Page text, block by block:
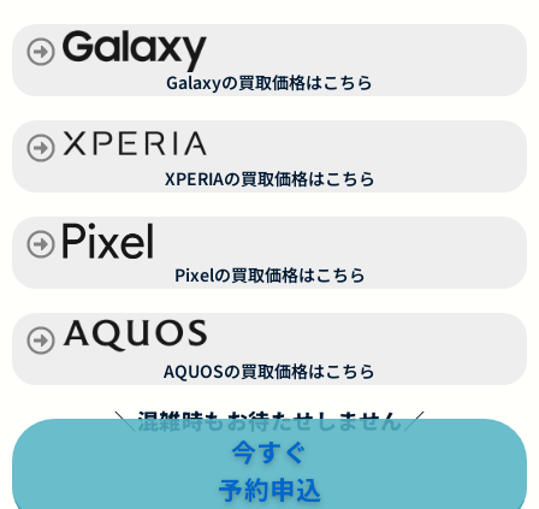
Galaxyの買取価格はこちら
XPERIAの買取価格はこちら
Pixelの買取価格はこちら
AQUOSの買取価格はこちら
＼混雑時もお待たせしません／
今すぐ
予約申込